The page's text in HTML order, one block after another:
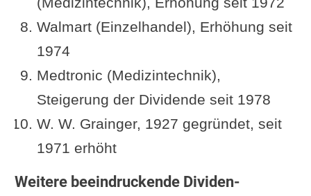
Walmart (Einzelhandel), Erhöhung seit
1974
Medtronic (Medizintechnik),
Steigerung der Dividende seit 1978
W. W. Grainger, 1927 gegründet, seit
1971 erhöht
Weitere beeindruckende Dividen-